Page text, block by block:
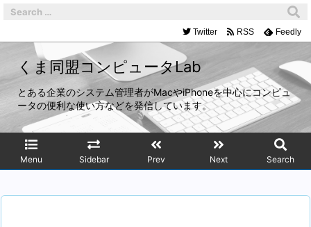
くま同盟コンピュータLab
とある企業のシステム管理者がMacやiPhoneを中心にコンピュ
ータの便利な使い方などを発信しています。
Menu Sidebar Prev Next Search
Twitter RSS Feedly